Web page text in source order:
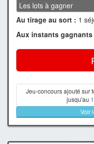
Les lots à gagner
Au tirage au sort : 1
Aux instants gagnants
Jeu-concours ajouté sur
jusqu'au
Voir